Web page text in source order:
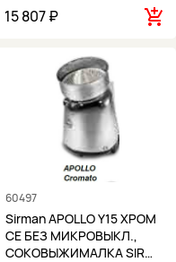
15 807 ₽
60497
Sirman APOLLO Y15 ХРОМ
CE БЕЗ МИКРОВЫКЛ.,
СОКОВЫЖИМАЛКА SIR…